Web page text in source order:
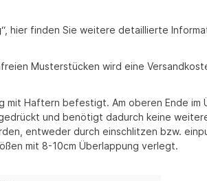
“, hier finden Sie weitere detaillierte
Musterstücken wird eine
mit Haftern befestigt. Am oberen Ende
und benötigt dadurch keine
entweder durch einschlitzen bzw.
mit 8-10cm Überlappung verlegt.